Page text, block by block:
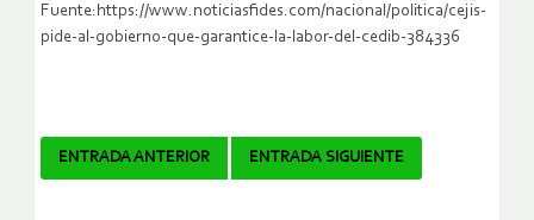
Fuente:https://www.noticiasfides.com/nacional/politica/cejis-
pide-al-gobierno-que-garantice-la-labor-del-cedib-384336
Navegador
ENTRADA ANTERIOR ENTRADA SIGUIENTE